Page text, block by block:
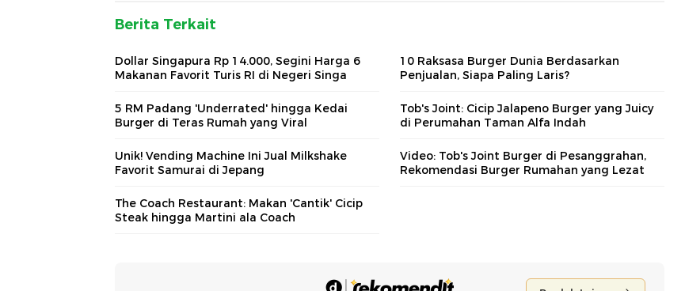
Berita Terkait
Dollar Singapura Rp 14.000, Segini Harga 6
Makanan Favorit Turis RI di Negeri Singa
10 Raksasa Burger Dunia Berdasarkan
Penjualan, Siapa Paling Laris?
5 RM Padang 'Underrated' hingga Kedai
Burger di Teras Rumah yang Viral
Tob's Joint: Cicip Jalapeno Burger yang Juicy
di Perumahan Taman Alfa Indah
Unik! Vending Machine Ini Jual Milkshake
Favorit Samurai di Jepang
Video: Tob's Joint Burger di Pesanggrahan,
Rekomendasi Burger Rumahan yang Lezat
The Coach Restaurant: Makan 'Cantik' Cicip
Steak hingga Martini ala Coach